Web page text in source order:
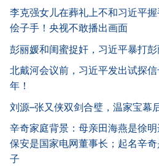
李克强女儿在葬礼上不和习近平
侩子手！央视不敢播出画面
彭丽媛和闺蜜捉奸，习近平暴打
北戴河会议前，习近平发出试探
年！
刘源–张又侠双剑合璧，温家宝幕
辛奇家庭背景：母亲田海燕是徐
保安是国家电网董事长；起名辛
子